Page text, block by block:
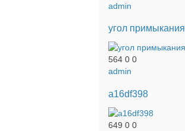
admin
угол примыкания
564 0 0
admin
a16df398
649 0 0